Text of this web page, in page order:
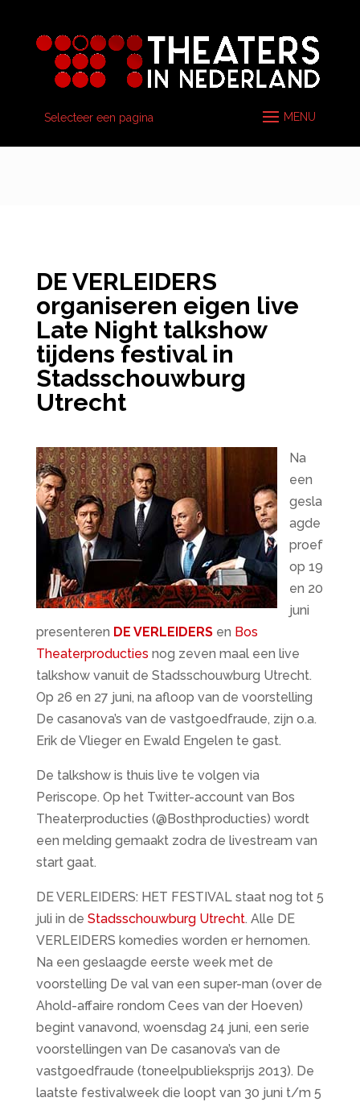
Selecteer een pagina
DE VERLEIDERS
organiseren eigen live
Late Night talkshow
tijdens festival in
Stadsschouwburg
Utrecht
Na
een
gesla
agde
proef
op 19
en 20
juni
presenteren DE VERLEIDERSen Bos
Theaterproducties nog zeven maal een live
talkshow vanuit de Stadsschouwburg Utrecht.
Op 26 en 27 juni, na afloop van de voorstelling
De casanova’s van de vastgoedfraude, zijn o.a.
Erik de Vlieger en Ewald Engelen te gast.
De talkshow is thuis live te volgen via
Periscope. Op het Twitter-account van Bos
Theaterproducties (@Bosthproducties) wordt
een melding gemaakt zodra de livestream van
start gaat.
DE VERLEIDERS: HET FESTIVAL staat nog tot 5
juli in de Stadsschouwburg Utrecht. Alle DE
VERLEIDERS komedies worden er hernomen.
Na een geslaagde eerste week met de
voorstelling De val van een super-man (over de
Ahold-affaire rondom Cees van der Hoeven)
begint vanavond, woensdag 24 juni, een serie
voorstellingen van De casanova’s van de
vastgoedfraude (toneelpublieksprijs 2013). De
laatste festivalweek die loopt van 30 juni t/m 5